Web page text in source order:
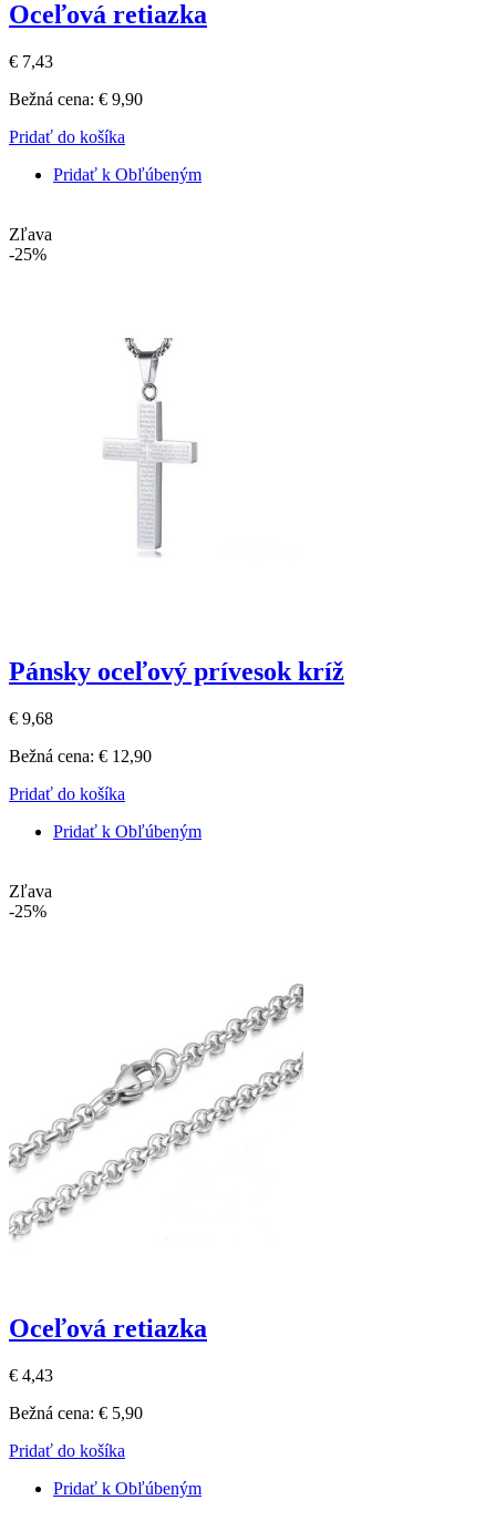
Oceľová retiazka
€ 7,43
Bežná cena: € 9,90
Pridať do košíka
Pridať k Obľúbeným
Zľava
-25%
Pánsky oceľový prívesok kríž
€ 9,68
Bežná cena: € 12,90
Pridať do košíka
Pridať k Obľúbeným
Zľava
-25%
Oceľová retiazka
€ 4,43
Bežná cena: € 5,90
Pridať do košíka
Pridať k Obľúbeným